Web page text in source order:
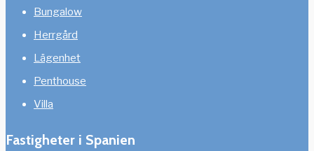
Bungalow
Herrgård
Lägenhet
Penthouse
Villa
Fastigheter i Spanien